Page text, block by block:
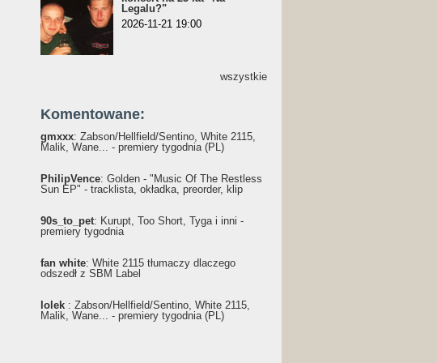
Legalu?"
2026-11-21 19:00
wszystkie
Komentowane:
gmxxx: Żabson/Hellfield/Sentino, White 2115,
Malik, Wane... - premiery tygodnia (PL)
PhilipVence: Golden - "Music Of The Restless
Sun EP" - tracklista, okładka, preorder, klip
90s_to_pet: Kurupt, Too Short, Tyga i inni -
premiery tygodnia
fan white: White 2115 tłumaczy dlaczego
odszedł z SBM Label
lolek : Żabson/Hellfield/Sentino, White 2115,
Malik, Wane... - premiery tygodnia (PL)